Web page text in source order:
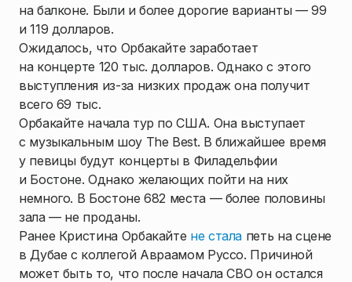
на балконе. Были и более дорогие варианты — 99
и 119 долларов.
Ожидалось, что Орбакайте заработает
на концерте 120 тыс. долларов. Однако с этого
выступления из-за низких продаж она получит
всего 69 тыс.
Орбакайте начала тур по США. Она выступает
с музыкальным шоу The Best. В ближайшее время
у певицы будут концерты в Филадельфии
и Бостоне. Однако желающих пойти на них
немного. В Бостоне 682 места — более половины
зала — не проданы.
Ранее Кристина Орбакайте не стала петь на сцене
в Дубае с коллегой Авраамом Руссо. Причиной
может быть то, что после начала СВО он остался